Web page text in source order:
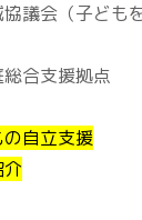
協議会（子ども
総合支援拠点
自立支援